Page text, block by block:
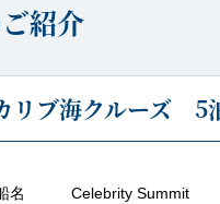
紹介
リブ海クルーズ 5
名 Celebrity Summit